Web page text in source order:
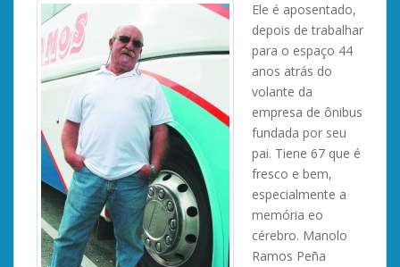
Ele é aposentado,
depois de trabalhar
para o espaço 44
anos atrás do
volante da
empresa de ônibus
fundada por seu
pai. Tiene 67 que é
fresco e bem,
especialmente a
memória eo
cérebro. Manolo
Ramos Peña